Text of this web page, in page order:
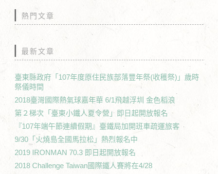
熱門文章
最新文章
臺東縣政府「107年度原住民族部落豐年祭(收穫祭)」歲時
祭儀時間
2018臺灣國際熱氣球嘉年華 6/1飛越浮圳 金色稻浪
第２梯次「臺東小鐵人夏令營」即日起開放報名
『107年端午節連續假期』臺鐵局加開班車疏運旅客
9/30「火燒島全國馬拉松」熱烈報名中
2019 IRONMAN 70.3 即日起開放報名
2018 Challenge Taiwan國際鐵人賽將在4/28